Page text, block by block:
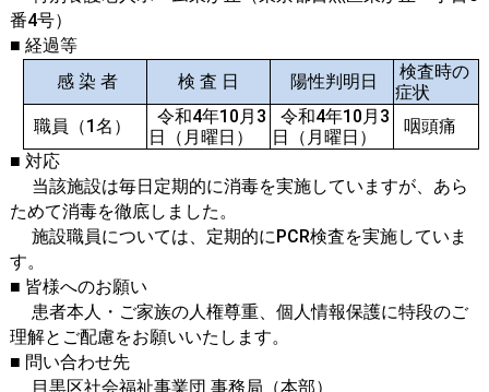
番4号）
■ 経過等
感 染 者​
検 査 日 陽性判明日
検査時の
症状
職員（1名）
令和4年10月3
日（月曜日）
令和4年10月3
日（月曜日）
咽頭痛
■ 対応
当該施設は毎日定期的に消毒を実施していますが、あら
ためて消毒を徹底しました。
施設職員については、定期的にPCR検査を実施していま
す。
■ 皆様へのお願い
患者本人・ご家族の人権尊重、個人情報保護に特段のご
理解とご配慮をお願いいたします。
■ 問い合わせ先
目黒区社会福祉事業団 事務局（本部）